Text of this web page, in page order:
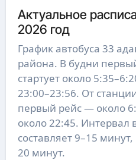
Актуальное
2026 год
График автобуса 33
района. В будни
стартует около
23:00–23:56. От
первый рейс — около
около 22:45. Интервал
составляет 9–15
20 минут.